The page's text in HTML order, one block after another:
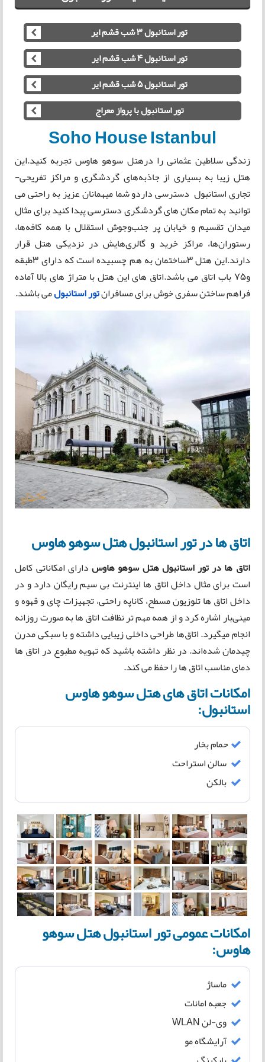
تور استانبول 3 شب قشم ایر
تور استانبول 4 شب قشم ایر
تور استانبول 5 شب قشم ایر
تور استانبول با پرواز معراج
Soho House Istanbul
زندگی سلاطین عثمانی را درهتل سوهو هاوس تجربه کنید.این
هتل زیبا به بسیاری از جاذبه‌های گردشگری و مراکز تفریحی-
تجاری استانبول دسترسی داردو شما میهمانان عزیز به راحتی می
توانید به تمام مکان های گردشگری دسترسی پیدا کنید برای مثال
میدان تقسیم و خیابان پر جنب‌و‌جوش استقلال با همه کافه‌ها،
رستوران‌ها، مراکز خرید و گالری‌‌هایش در نزدیکی هتل قرار
دارند.این هتل 3ساختمان به هم چسبیده است که دارای 3طبقه
و75 باب اتاق می باشد.اتاق های این هتل با متراژ های بالا آماده
فراهم ساختن سفری خوش برای مسافرانتور استانبولمی باشند.
اتاق ها در تور استانبول هتل سوهو هاوس
اتاق ها در تور استانبول هتل سوهو هاوسدارای امکاناتی کامل
است برای مثال داخل اتاق ها اینترنت بی سیم رایگان دارد و در
داخل اتاق ها تلوزیون مسطح، کاناپه راحتی، تجهیزات چای و قهوه و
مینی‌بار اشاره کرد و از همه مهم تر نظافت اتاق ها به صورت روزانه
انجام میگیرد. اتاق‌ها طراحی داخلی زیبایی داشته و با سبکی مدرن
چیدمان شده‌اند. در نظر داشته باشید که تهویه مطبوع در اتاق ها
دمای مناسب اتاق ها را حفظ می کند.
امکانات اتاق های هتل سوهو هاوس
استانبول:
حمام بخار
سالن استراحت
بالکن
امکانات عمومی تور استانبول هتل سوهو
هاوس:
ماساژ
جعبه امانات
وی-لن WLAN
آرایشگاه مو